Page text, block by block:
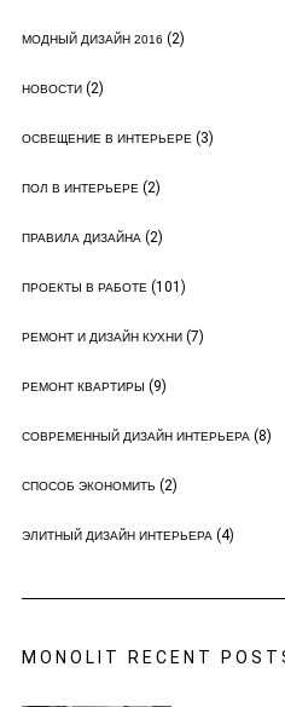
МОДНЫЙ ДИЗАЙН 2016 (2)
НОВОСТИ(2)
ОСВЕЩЕНИЕ В ИНТЕРЬЕРЕ(3)
ПОЛ В ИНТЕРЬЕРЕ(2)
ПРАВИЛА ДИЗАЙНА(2)
ПРОЕКТЫ В РАБОТЕ(101)
РЕМОНТ И ДИЗАЙН КУХНИ(7)
РЕМОНТ КВАРТИРЫ (9)
СОВРЕМЕННЫЙ ДИЗАЙН ИНТЕРЬЕРА(8)
СПОСОБ ЭКОНОМИТЬ (2)
ЭЛИТНЫЙ ДИЗАЙН ИНТЕРЬЕРА(4)
MONOLIT RECENT